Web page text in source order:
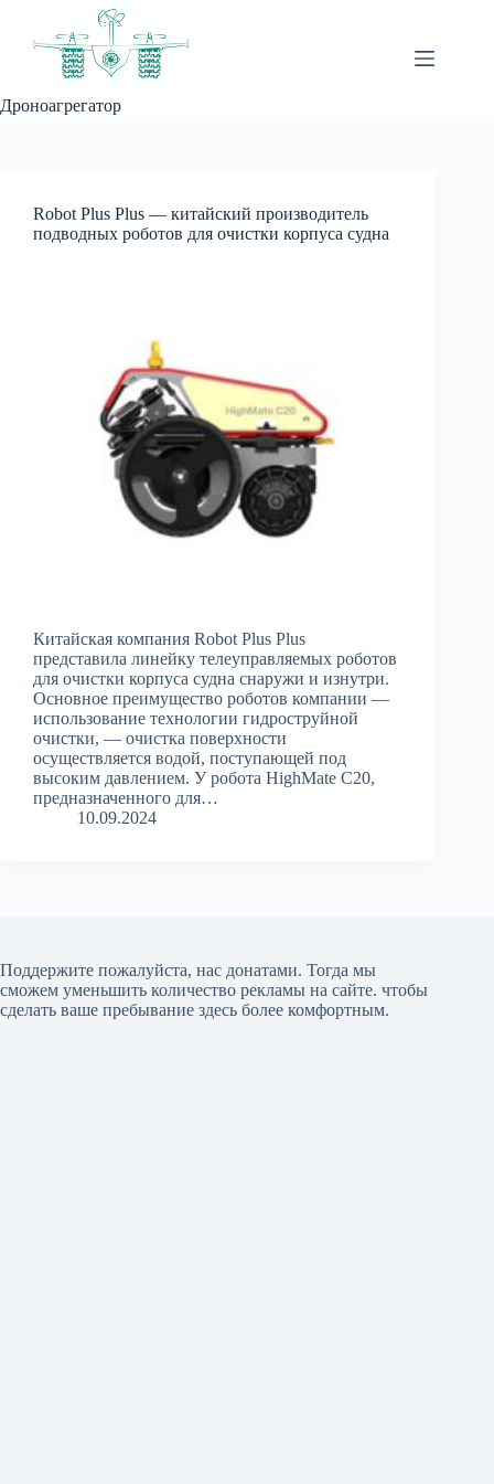
Дроноагрегатор
Robot Plus Plus — китайский производитель
подводных роботов для очистки корпуса судна
Китайская компания Robot Plus Plus
представила линейку телеуправляемых роботов
для очистки корпуса судна снаружи и изнутри.
Основное преимущество роботов компании —
использование технологии гидроструйной
очистки, — очистка поверхности
осуществляется водой, поступающей под
высоким давлением. У робота HighMate C20,
предназначенного для…
10.09.2024
Поддержите пожалуйста, нас донатами. Тогда мы
сможем уменьшить количество рекламы на сайте. чтобы
сделать ваше пребывание здесь более комфортным.